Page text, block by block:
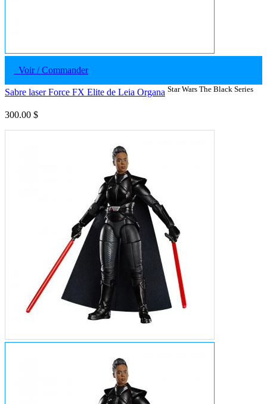
Voir / Commander
Sabre laser Force FX Elite de Leia Organa Star Wars The Black Series
300.00 $